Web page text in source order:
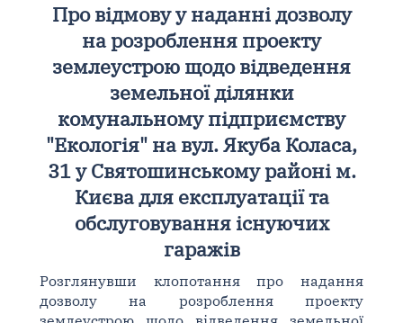
Про відмову у наданні дозволу
на розроблення проекту
землеустрою щодо відведення
земельної ділянки
комунальному підприємству
"Екологія" на вул. Якуба Коласа,
31 у Святошинському районі м.
Києва для експлуатації та
обслуговування існуючих
гаражів
Розглянувши клопотання про надання
дозволу на розроблення проекту